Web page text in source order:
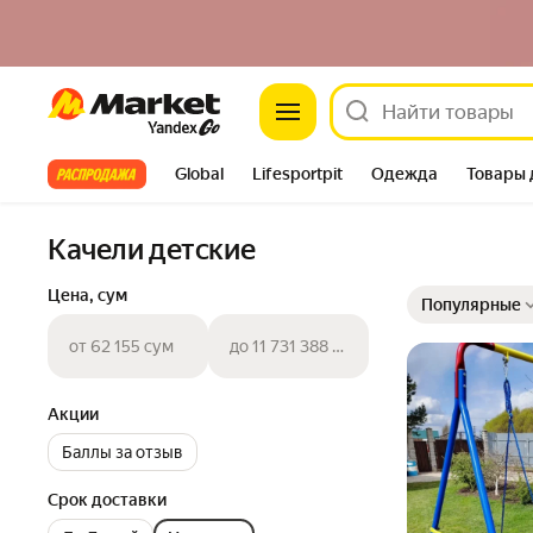
Market
Все хиты Global Lifesportpit Одежда Товары
Качели детские
Цена, сум
от 62 155 сум до 11 731 388 сум
Акции
Баллы за отзыв
Срок доставки
Популярные